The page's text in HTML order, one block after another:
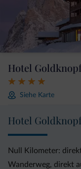
Hotel
Siehe Karte
Hotel
Null Kilometer:
Wanderweg, direkt